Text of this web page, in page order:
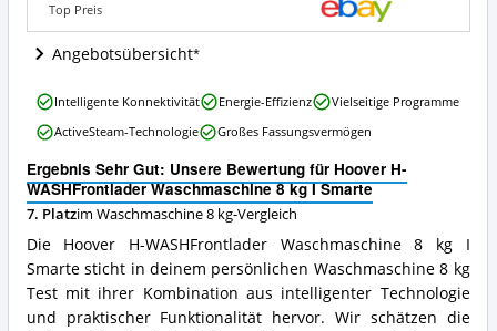
Smarte
Angebote:
Wo
diese
Waschmaschine
kg
erhältlich?
Top Preis
Angebotsübersicht
Ergebnis Sehr Gut: Unsere Bewertung für Hoover H-
WASHFrontlader Waschmaschine 8 kg I Smarte
7. Platzim Waschmaschine 8 kg-Vergleich
Die Hoover H-WASHFrontlader Waschmaschine 8 kg I
Smarte sticht in deinem persönlichen Waschmaschine 8 kg
Test mit ihrer Kombination aus intelligenter Technologie
und praktischer Funktionalität hervor. Wir schätzen die
Hoover
WASHFrontlader
8
kg
I
Smarte
Vorteile:
Was
spricht
für
Intelligente Konnektivität Energie-Effizienz
Vielseitige Programme
ActiveSteam-Technologie
Großes Fassungsvermögen